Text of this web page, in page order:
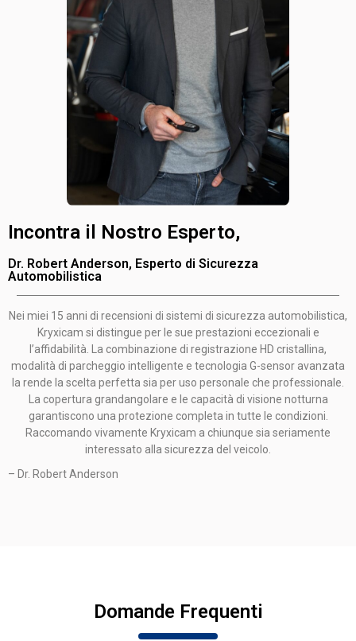
Incontra il Nostro Esperto,
Dr. Robert Anderson, Esperto di Sicurezza
Automobilistica
Nei miei 15 anni di recensioni di sistemi di sicurezza automobilistica,
Kryxicam si distingue per le sue prestazioni eccezionali e
l’affidabilità. La combinazione di registrazione HD cristallina,
modalità di parcheggio intelligente e tecnologia G-sensor avanzata
la rende la scelta perfetta sia per uso personale che professionale.
La copertura grandangolare e le capacità di visione notturna
garantiscono una protezione completa in tutte le condizioni.
Raccomando vivamente Kryxicam a chiunque sia seriamente
interessato alla sicurezza del veicolo.
– Dr. Robert Anderson
Domande Frequenti